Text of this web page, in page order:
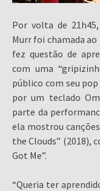
Por volta de
Murr foi chamada
fez questão de
com uma
público com seu
por um teclado
parte da
ela mostrou
the Clouds” (2018),
Got Me”.
“Queria ter